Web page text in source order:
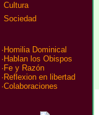
Cultura
Sociedad
· Homilia Dominical
· Hablan los Obispos
· Fe y Razón
· Reflexion en libertad
·Colaboraciones